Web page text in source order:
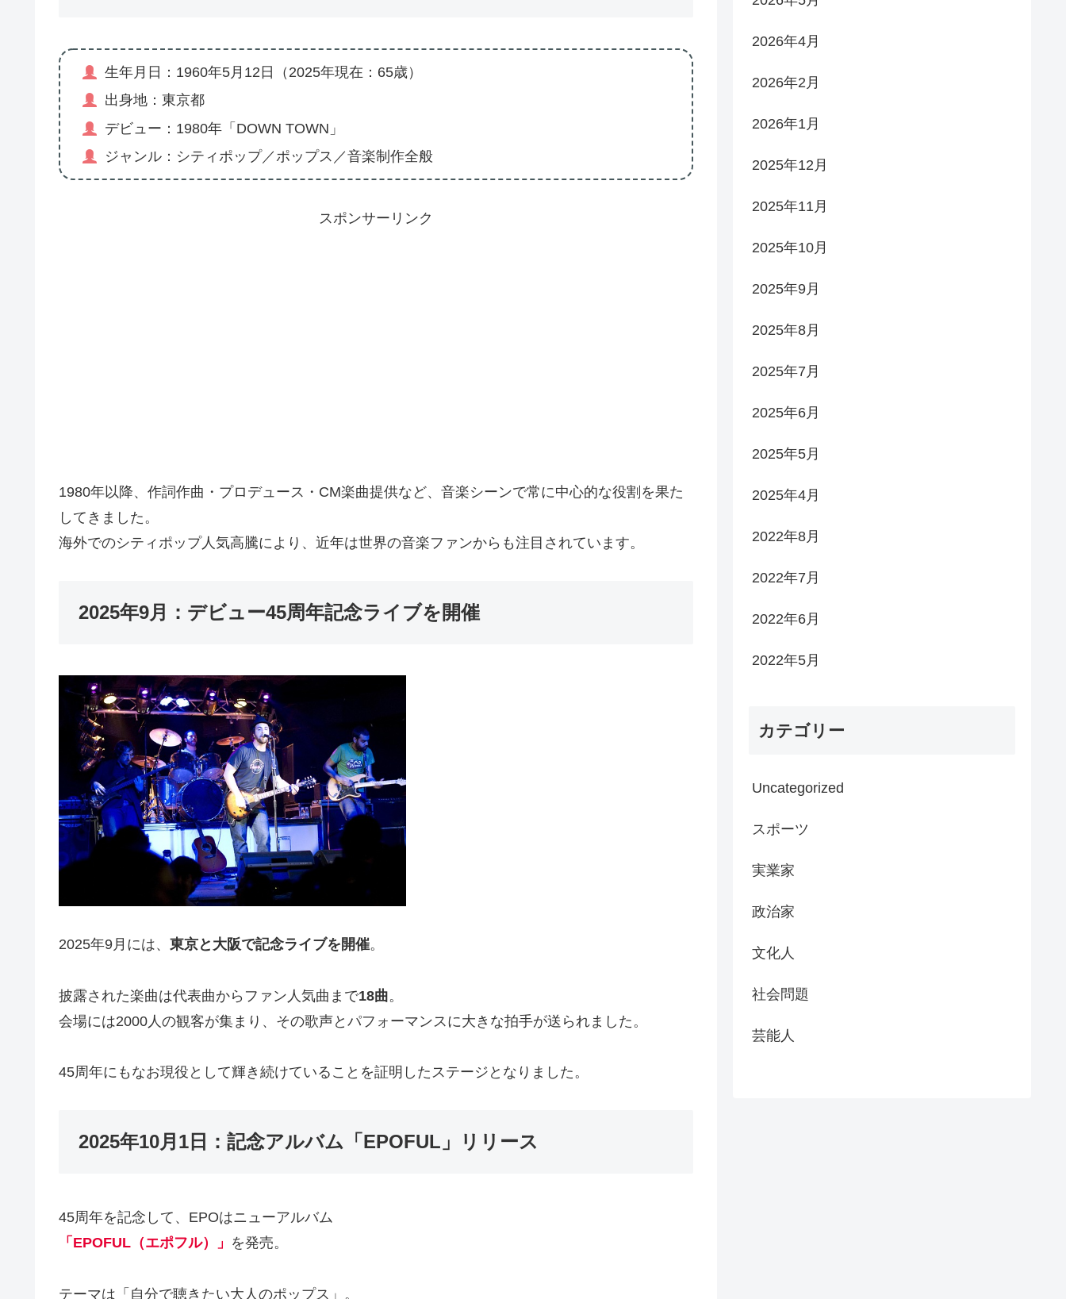
生年月日：1960年5月12日（2025年現在：65歳）
出身地：東京都
デビュー：1980年「DOWN TOWN」
ジャンル：シティポップ／ポップス／音楽制作全般
スポンサーリンク
1980年以降、作詞作曲・プロデュース・CM楽曲提供など、音楽シーンで常に中心的な役割を果た
してきました。
海外でのシティポップ人気高騰により、近年は世界の音楽ファンからも注目されています。
2025年9月：デビュー45周年記念ライブを開催
2025年9月には、 東京と大阪で記念ライブを開催。
披露された楽曲は代表曲からファン人気曲まで18曲。
会場には2000人の観客が集まり、その歌声とパフォーマンスに大きな拍手が送られました。
45周年にもなお現役として輝き続けていることを証明したステージとなりました。
2025年10月1日：記念アルバム「EPOFUL」リリース
45周年を記念して、EPOはニューアルバム
「EPOFUL（エポフル）」 を発売。
テーマは「自分で聴きたい大人のポップス」。
2026年4月
2026年2月
2026年1月
2025年12月
2025年11月
2025年10月
2025年9月
2025年8月
2025年7月
2025年6月
2025年5月
2025年4月
2022年8月
2022年7月
2022年6月
2022年5月
カテゴリー
Uncategorized
スポーツ
実業家
政治家
文化人
社会問題
芸能人